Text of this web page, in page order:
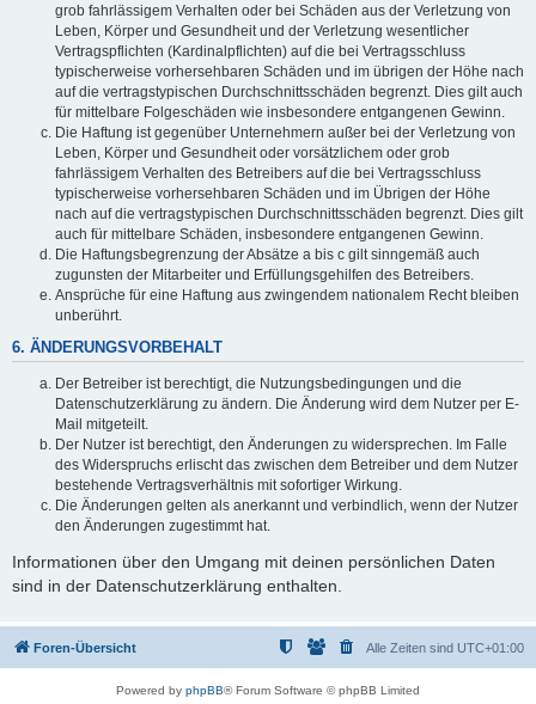
grob fahrlässigem Verhalten oder bei Schäden aus der Verletzung von
Leben, Körper und Gesundheit und der Verletzung wesentlicher
Vertragspflichten (Kardinalpflichten) auf die bei Vertragsschluss
typischerweise vorhersehbaren Schäden und im übrigen der Höhe nach
auf die vertragstypischen Durchschnittsschäden begrenzt. Dies gilt auch
für mittelbare Folgeschäden wie insbesondere entgangenen Gewinn.
Die Haftung ist gegenüber Unternehmern außer bei der Verletzung von
Leben, Körper und Gesundheit oder vorsätzlichem oder grob
fahrlässigem Verhalten des Betreibers auf die bei Vertragsschluss
typischerweise vorhersehbaren Schäden und im Übrigen der Höhe
nach auf die vertragstypischen Durchschnittsschäden begrenzt. Dies gilt
auch für mittelbare Schäden, insbesondere entgangenen Gewinn.
Die Haftungsbegrenzung der Absätze a bis c gilt sinngemäß auch
zugunsten der Mitarbeiter und Erfüllungsgehilfen des Betreibers.
Ansprüche für eine Haftung aus zwingendem nationalem Recht bleiben
unberührt.
6. ÄNDERUNGSVORBEHALT
Der Betreiber ist berechtigt, die Nutzungsbedingungen und die
Datenschutzerklärung zu ändern. Die Änderung wird dem Nutzer per E-
Mail mitgeteilt.
Der Nutzer ist berechtigt, den Änderungen zu widersprechen. Im Falle
des Widerspruchs erlischt das zwischen dem Betreiber und dem Nutzer
bestehende Vertragsverhältnis mit sofortiger Wirkung.
Die Änderungen gelten als anerkannt und verbindlich, wenn der Nutzer
den Änderungen zugestimmt hat.
Informationen über den Umgang mit deinen persönlichen Daten
sind in der Datenschutzerklärung enthalten.
Foren-Übersicht Alle Zeiten sind UTC+01:00
Powered by phpBB® Forum Software © phpBB Limited